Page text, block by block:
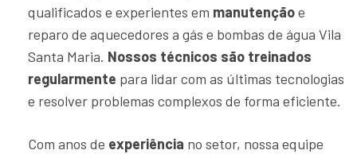
qualificados e experientes em manutençãoe
reparo de aquecedores a gás e bombas de água Vila
Santa Maria. Nossos técnicos são treinados
regularmente para lidar com as últimas tecnologias
e resolver problemas complexos de forma eficiente.
Com anos de experiência no setor, nossa equipe